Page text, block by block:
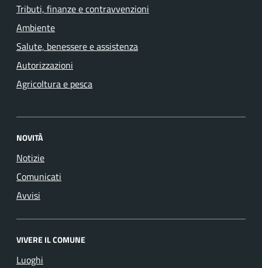
Tributi, finanze e contravvenzioni
Ambiente
Salute, benessere e assistenza
Autorizzazioni
Agricoltura e pesca
NOVITÀ
Notizie
Comunicati
Avvisi
VIVERE IL COMUNE
Luoghi